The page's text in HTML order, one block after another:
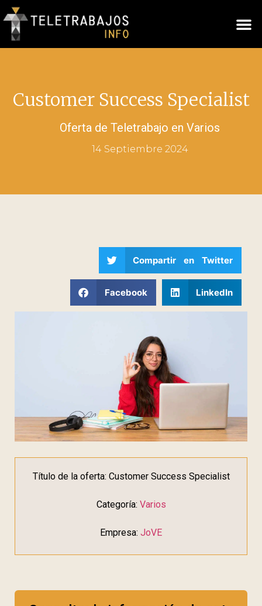
Customer Success Specialist
Oferta de Teletrabajo en Varios
14 Septiembre 2024
Compartir en Twitter
Facebook LinkedIn
Título de la oferta: Customer Success Specialist
Categoría: Varios
Empresa: JoVE